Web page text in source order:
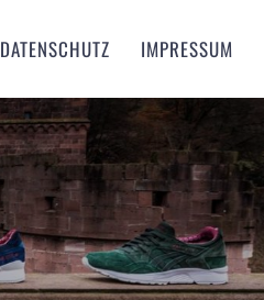
DATENSCHUTZ IMPRESSUM